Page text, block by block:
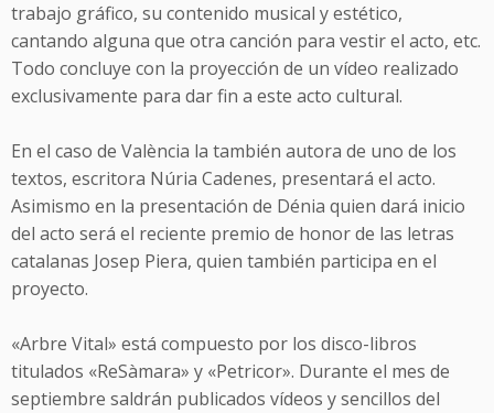
trabajo gráfico, su contenido musical y estético,
cantando alguna que otra canción para vestir el acto, etc.
Todo concluye con la proyección de un vídeo realizado
exclusivamente para dar fin a este acto cultural.
En el caso de València la también autora de uno de los
textos, escritora Núria Cadenes, presentará el acto.
Asimismo en la presentación de Dénia quien dará inicio
del acto será el reciente premio de honor de las letras
catalanas Josep Piera, quien también participa en el
proyecto.
«Arbre Vital» está compuesto por los disco-libros
titulados «ReSàmara» y «Petricor». Durante el mes de
septiembre saldrán publicados vídeos y sencillos del